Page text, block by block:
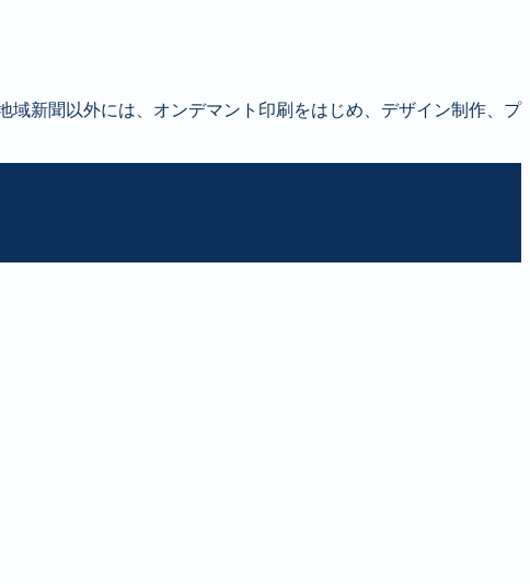
新聞以外には、オンデマント印刷をはじめ、デザイン制作、プ